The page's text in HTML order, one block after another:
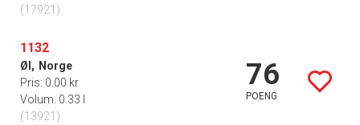
(17921)
1132
Øl, Norge
Pris: 0.00 kr
Volum: 0.33 l
(13921)
76
POENG